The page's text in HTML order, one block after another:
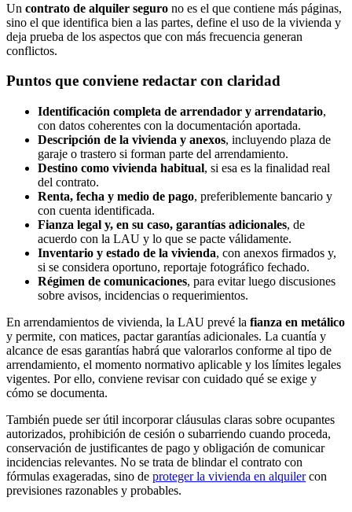
Un contrato de alquiler seguro no es el que contiene más páginas,
sino el que identifica bien a las partes, define el uso de la vivienda y
deja prueba de los aspectos que con más frecuencia generan
conflictos.
Puntos que conviene redactar con claridad
Identificación completa de arrendador y arrendatario,
con datos coherentes con la documentación aportada.
Descripción de la vivienda y anexos, incluyendo plaza de
garaje o trastero si forman parte del arrendamiento.
Destino como vivienda habitual, si esa es la finalidad real
del contrato.
Renta, fecha y medio de pago, preferiblemente bancario y
con cuenta identificada.
Fianza legal y, en su caso, garantías adicionales, de
acuerdo con la LAU y lo que se pacte válidamente.
Inventario y estado de la vivienda, con anexos firmados y,
si se considera oportuno, reportaje fotográfico fechado.
Régimen de comunicaciones, para evitar luego discusiones
sobre avisos, incidencias o requerimientos.
En arrendamientos de vivienda, la LAU prevé la fianza en metálico
y permite, con matices, pactar garantías adicionales. La cuantía y
alcance de esas garantías habrá que valorarlos conforme al tipo de
arrendamiento, el momento normativo aplicable y los límites legales
vigentes. Por ello, conviene revisar con cuidado qué se exige y
cómo se documenta.
También puede ser útil incorporar cláusulas claras sobre ocupantes
autorizados, prohibición de cesión o subarriendo cuando proceda,
conservación de justificantes de pago y obligación de comunicar
incidencias relevantes. No se trata de blindar el contrato con
fórmulas exageradas, sino de proteger la vivienda en alquilercon
previsiones razonables y probables.